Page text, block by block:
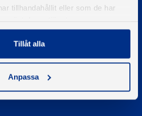
tillhandahållit eller som de har
Tillåt alla
Anpassa